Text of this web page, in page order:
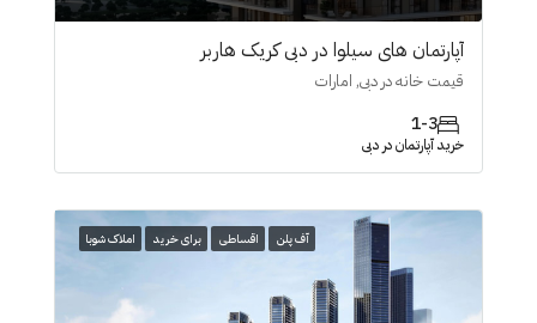
آپارتمان های سیلوا در دبی کریک هاربر
قیمت خانه در دبی, امارات
1-3
خرید آپارتمان در دبی
آف پلن اقساطی برای خرید املاک شوبا